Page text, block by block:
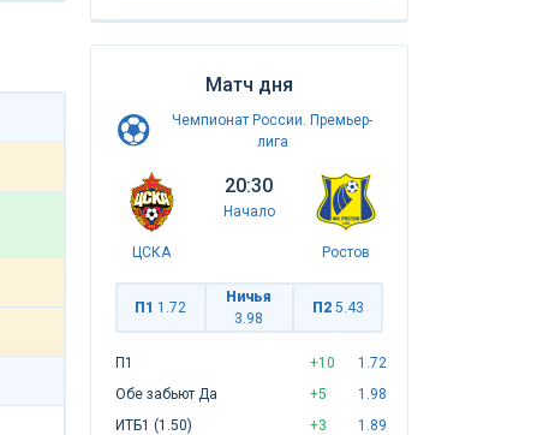
Матч дня
Чемпионат России. Премьер-
лига
ЦСКА
20:30
Начало
Ростов
П1 1.72
Ничья
3.98
П2 5.43
П1 +10
1.72
Обе забьют Да
+5
1.98
ИТБ1 (1.50)
+3 1.89